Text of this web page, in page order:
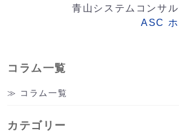
青山システムコンサ
ASC ホ
コラム一覧
コラム一覧
カテゴリー